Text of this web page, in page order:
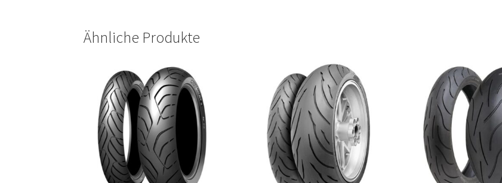
Ähnliche Produkte